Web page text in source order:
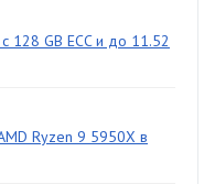
128 GB ECC и до 11.52
Ryzen 9 5950X в